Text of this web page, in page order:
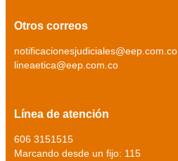
Otros correos
notificacionesjudiciales@eep.com.co
lineaetica@eep.com.co
Línea de atención
606 3151515
Marcando desde un fijo: 115